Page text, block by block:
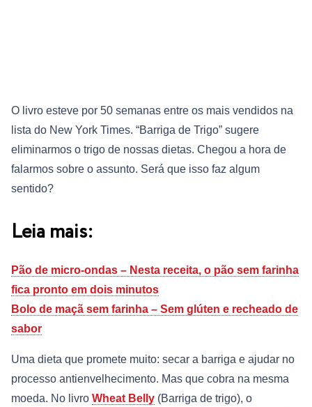
O livro esteve por 50 semanas entre os mais vendidos na
lista do New York Times. “Barriga de Trigo” sugere
eliminarmos o trigo de nossas dietas. Chegou a hora de
falarmos sobre o assunto. Será que isso faz algum
sentido?
Leia mais:
Pão de micro-ondas – Nesta receita, o pão sem farinha
fica pronto em dois minutos
Bolo de maçã sem farinha – Sem glúten e recheado de
sabor
Uma dieta que promete muito: secar a barriga e ajudar no
processo antienvelhecimento. Mas que cobra na mesma
moeda. No livro Wheat Belly (Barriga de trigo), o